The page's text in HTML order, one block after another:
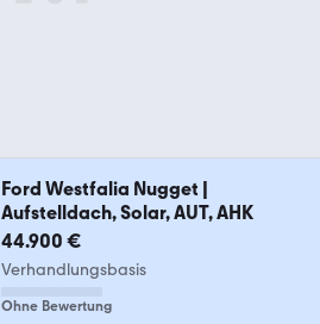
Ford Westfalia Nugget |
Aufstelldach, Solar, AUT, AHK
44.900 €
Verhandlungsbasis
Ohne Bewertung